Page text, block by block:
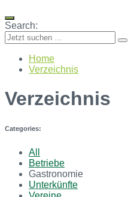
Search:
Home
Verzeichnis
Verzeichnis
Categories:
All
Betriebe
Gastronomie
Unterkünfte